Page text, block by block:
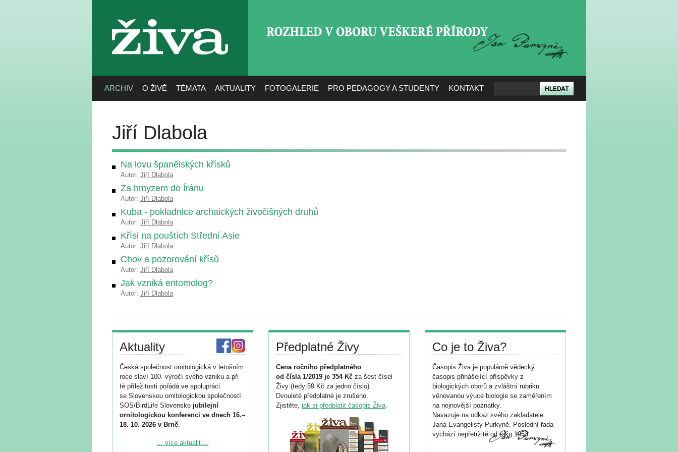
živa
ARCHIV O ŽIVĚ TÉMATA AKTUALITY FOTOGALERIE PRO PEDAGOGY A STUDENTY KONTAKT
Jiří Dlabola
Na lovu španělských křísků
Autor: Jiří Dlabola
Za hmyzem do Íránu
Autor: Jiří Dlabola
Kuba - pokladnice archaických živočišných druhů
Autor: Jiří Dlabola
Křísi na pouštích Střední Asie
Autor: Jiří Dlabola
Chov a pozorování křísů
Autor: Jiří Dlabola
Jak vzniká entomolog?
Autor: Jiří Dlabola
Aktuality
Česká společnost ornitologická v letošním
roce slaví 100. výročí svého vzniku a při
té příležitosti pořádá ve spolupráci
se Slovenskou ornitologickou společností
SOS/BirdLife Slovensko jubilejní
ornitologickou konferenci ve dnech 16.–
18. 10. 2026 v Brně.
Podrobnější informace ke konferenci
... více aktualit ...
Předplatné Živy
Cena ročního předplatného
od čísla 1/2019 je 354 Kč za šest čísel
Živy (tedy 59 Kč za jedno číslo).
Dvouleté předplatné je zrušeno.
Zjistěte, jak si předplatit časopis Živa.
Co je to Živa?
Časopis Živa je populárně vědecký
časopis přinášející příspěvky z
biologických oborů a zvláštní rubriku
věnovanou výuce biologie se zaměřením
na nejnovější poznatky.
Navazuje na odkaz svého zakladatele
Jana Evangelisty Purkyně. Poslední řada
vychází nepřetržitě od roku 1953.